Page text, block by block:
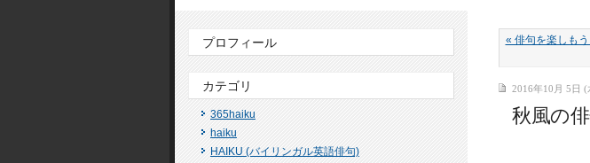
プロフィール
カテゴリ
365haiku
haiku
HAIKU (バイリンガル英語俳句)
« 俳句を楽しも
2016年10月 5日 (
秋風の